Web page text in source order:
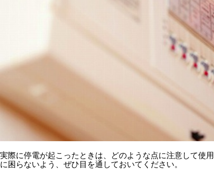
実際に停電が起こったときは、どのような点に注意して使
に困らないよう、ぜひ目を通しておいてください。